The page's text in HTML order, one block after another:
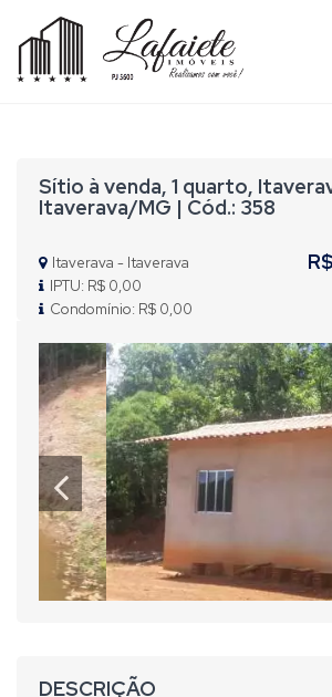
Sítio à venda, 1 quarto,
Itaverava/MG | Cód.: 358
Itaverava - Itaverava
IPTU: R$ 0,00
Condomínio: R$ 0,00
Previous